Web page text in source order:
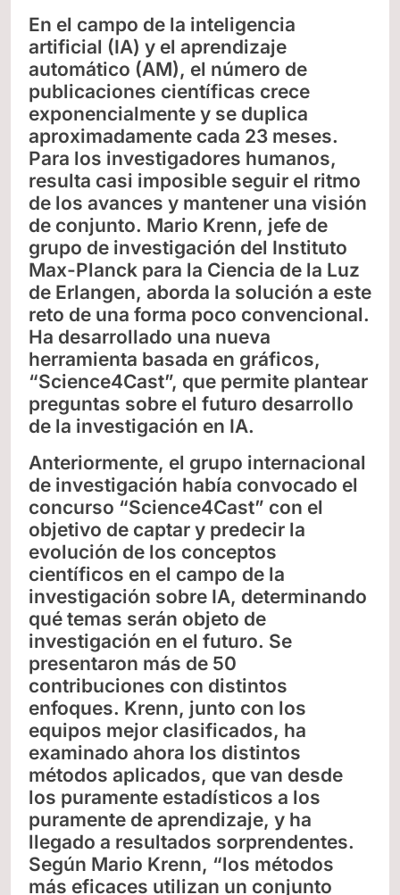
En el campo de la inteligencia
artificial (IA) y el aprendizaje
automático (AM), el número de
publicaciones científicas crece
exponencialmente y se duplica
aproximadamente cada 23 meses.
Para los investigadores humanos,
resulta casi imposible seguir el ritmo
de los avances y mantener una visión
de conjunto. Mario Krenn, jefe de
grupo de investigación del Instituto
Max-Planck para la Ciencia de la Luz
de Erlangen, aborda la solución a este
reto de una forma poco convencional.
Ha desarrollado una nueva
herramienta basada en gráficos,
“Science4Cast”, que permite plantear
preguntas sobre el futuro desarrollo
de la investigación en IA.
Anteriormente, el grupo internacional
de investigación había convocado el
concurso “Science4Cast” con el
objetivo de captar y predecir la
evolución de los conceptos
científicos en el campo de la
investigación sobre IA, determinando
qué temas serán objeto de
investigación en el futuro. Se
presentaron más de 50
contribuciones con distintos
enfoques. Krenn, junto con los
equipos mejor clasificados, ha
examinado ahora los distintos
métodos aplicados, que van desde
los puramente estadísticos a los
puramente de aprendizaje, y ha
llegado a resultados sorprendentes.
Según Mario Krenn, “los métodos
más eficaces utilizan un conjunto